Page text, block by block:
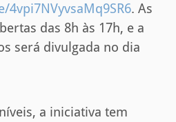
. As
das 8h às 17h, e a
será divulgada no dia
a iniciativa tem